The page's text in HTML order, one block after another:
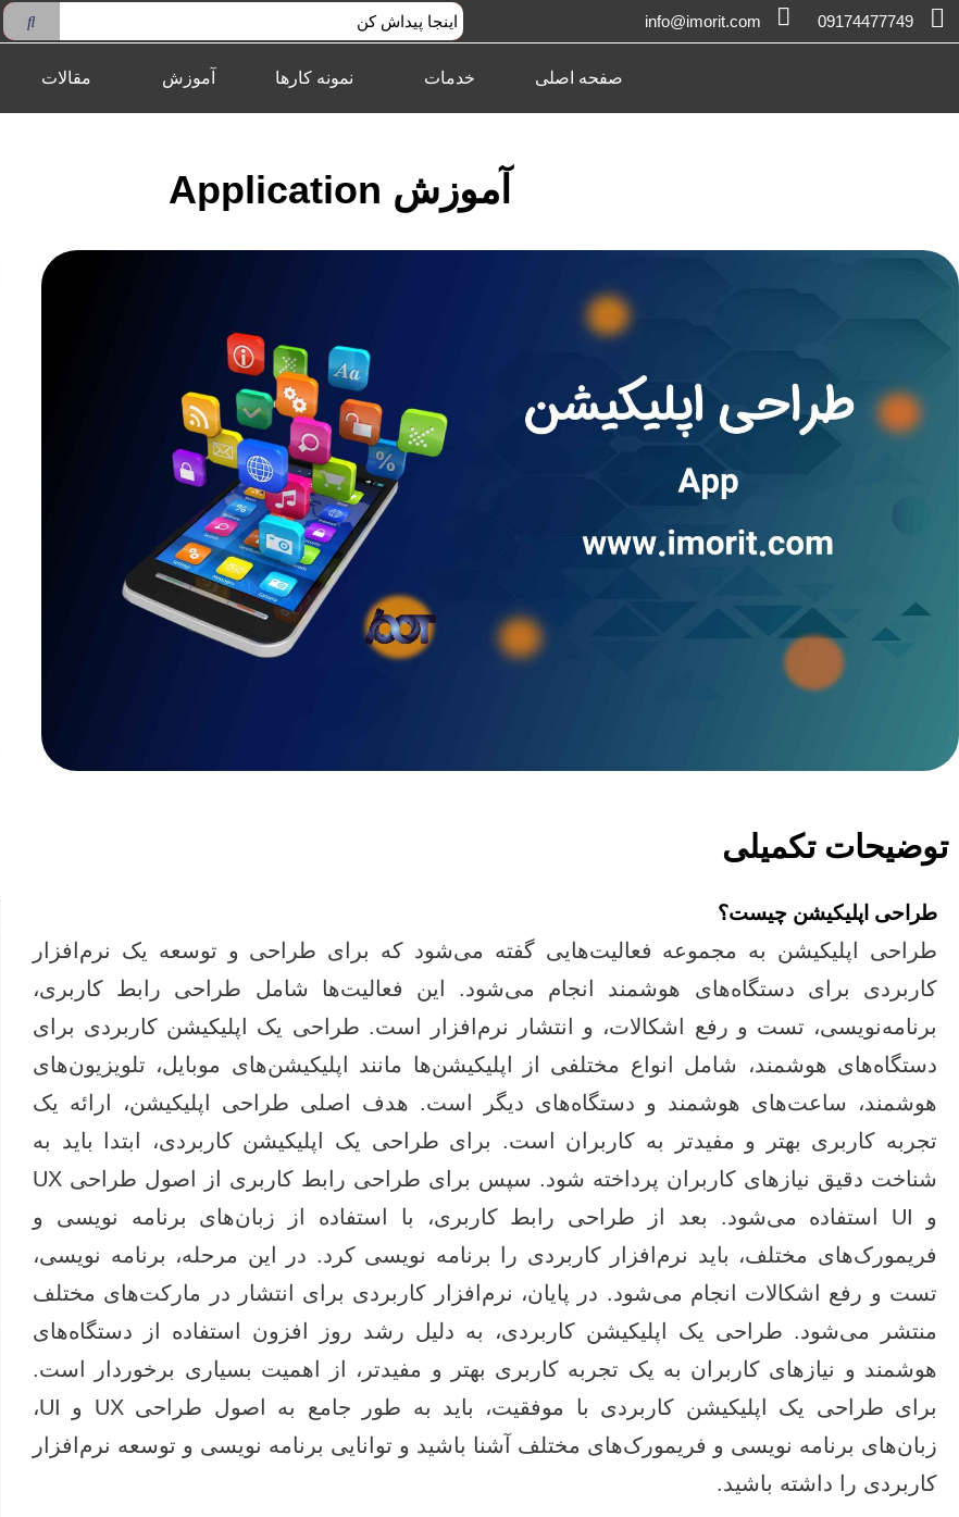
پرش
09174477749
info@imorit.com
صفحه اصلی خدمات نمونه کارها آموزش مقالات
آموزش Application
توضیحات تکمیلی
طراحی اپلیکیشن چیست؟
طراحی اپلیکیشن به مجموعه فعالیت‌هایی گفته می‌شود که برای طراحی و توسعه یک نرم‌افزار
کاربردی برای دستگاه‌های هوشمند انجام می‌شود. این فعالیت‌ها شامل طراحی رابط کاربری،
برنامه‌نویسی، تست و رفع اشکالات، و انتشار نرم‌‌افزار است. طراحی یک اپلیکیشن کاربردی برای
دستگاه‌های هوشمند، شامل انواع مختلفی از اپلیکیشن‌ها مانند اپلیکیشن‌های موبایل، تلویزیون‌های
هوشمند، ساعت‌های هوشمند و دستگاه‌های دیگر است. هدف اصلی طراحی اپلیکیشن، ارائه یک
تجربه کاربری بهتر و مفیدتر به کاربران است. برای طراحی یک اپلیکیشن کاربردی، ابتدا باید به
شناخت دقیق نیازهای کاربران پرداخته شود. سپس برای طراحی رابط کاربری از اصول طراحی UX
و UI استفاده می‌شود. بعد از طراحی رابط کاربری، با استفاده از زبان‌های برنامه‌ نویسی و
فریمورک‌های مختلف، باید نرم‌افزار کاربردی را برنامه‌ نویسی کرد. در این مرحله، برنامه‌ نویسی،
تست و رفع اشکالات انجام می‌شود. در پایان، نرم‌افزار کاربردی برای انتشار در مارکت‌های مختلف
منتشر می‌شود. طراحی یک اپلیکیشن کاربردی، به دلیل رشد روز افزون استفاده از دستگاه‌های
هوشمند و نیازهای کاربران به یک تجربه کاربری بهتر و مفیدتر، از اهمیت بسیاری برخوردار است.
برای طراحی یک اپلیکیشن کاربردی با موفقیت، باید به طور جامع به اصول طراحی UX و UI،
زبان‌های برنامه‌ نویسی و فریمورک‌های مختلف آشنا باشید و توانایی برنامه‌ نویسی و توسعه نرم‌افزار
کاربردی را داشته باشید.